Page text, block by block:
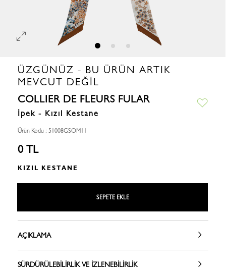
ÜZGÜNÜZ - BU ÜRÜN ARTIK
MEVCUT DEĞIL
COLLIER DE FLEURS FULAR
İpek - Kızıl Kestane
Ürün Kodu : 51008GSOM11
0 TL
KIZIL KESTANE
SEPETE EKLE
AÇIKLAMA
SÜRDÜRÜLEBILIRLIK VE İZLENEBILIRLIK